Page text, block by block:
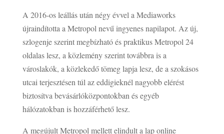
A 2016-os leállás után négy évvel a Mediaworks
újraindította a Metropol nevű ingyenes napilapot. Az új,
szlogenje szerint megbízható és praktikus Metropol 24
oldalas lesz, a közlemény szerint továbbra is a
városlakók, a közlekedő tömeg lapja lesz, de a szokásos
utcai terjesztésen túl az eddigieknél nagyobb elérést
biztosítva bevásárlóközpontokban és egyéb
hálózatokban is hozzáférhető lesz.
A megújult Metropol mellett elindult a lap online